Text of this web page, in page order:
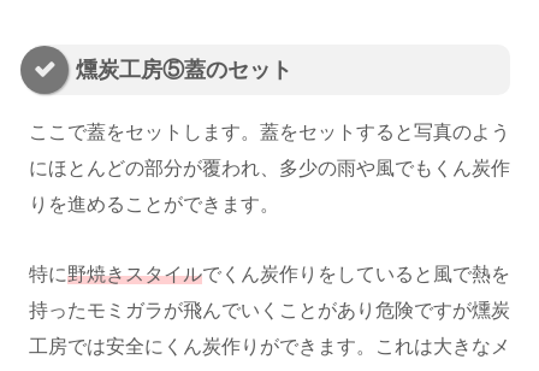
燻炭工房⑤蓋のセット
ここで蓋をセットします。蓋をセットすると写真のよう
にほとんどの部分が覆われ、多少の雨や風でもくん炭作
りを進めることができます。
特に野焼きスタイルでくん炭作りをしていると風で熱を
持ったモミガラが飛んでいくことがあり危険ですが燻炭
工房では安全にくん炭作りができます。これは大きなメ